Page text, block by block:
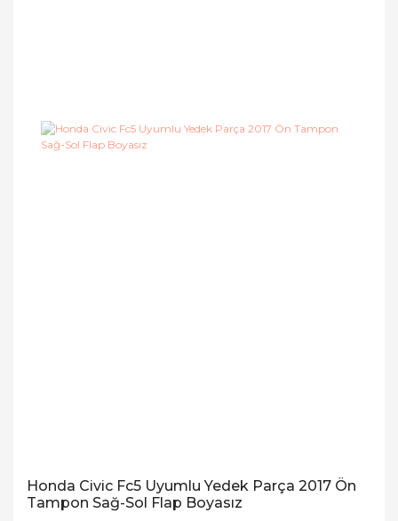
Honda Civic Fc5 Uyumlu Yedek Parça 2017 Ön
Tampon Sağ-Sol Flap Boyasız